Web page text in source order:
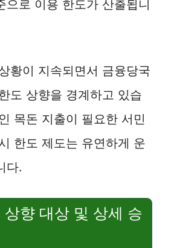
으로 이용 한도가 산출됩니
황이 지속되면서 금융당국
도 상향을 경계하고 있습
목돈 지출이 필요한 서민
한도 제도는 유연하게 운
다.
상향 대상 및 상세 승